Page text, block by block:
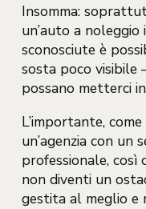
Insomma:
un’auto a
sconosciute è
sosta poco visibile
possano metterci
L’importante,
un’agenzia con un
professionale, così
non diventi un
gestita al meglio e